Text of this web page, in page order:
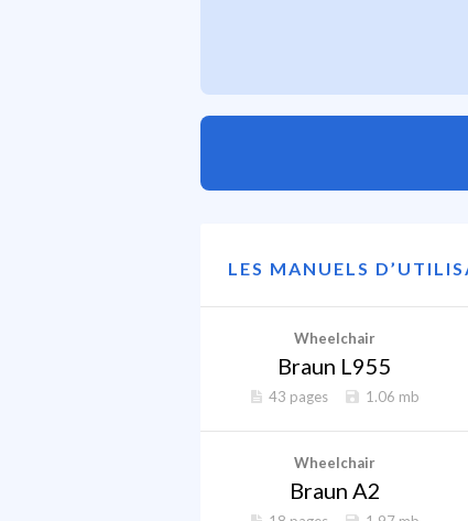
LES MANUELS
Wheelchair
Braun L955
43 pages 1.06 mb
Wheelchair
Braun A2